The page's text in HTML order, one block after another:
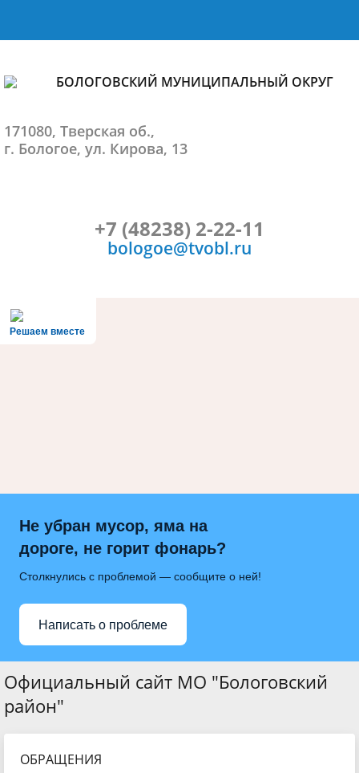
БОЛОГОВСКИЙ МУНИЦИПАЛЬНЫЙ ОКРУГ
171080, Тверская об.,
г. Бологое, ул. Кирова, 13
+7 (48238) 2-22-11
bologoe@tvobl.ru
Решаем вместе
Не убран мусор, яма на
дороге, не горит фонарь?
Столкнулись с проблемой — сообщите о ней!
Написать о проблеме
Официальный сайт МО "Бологовский
район"
ОБРАЩЕНИЯ